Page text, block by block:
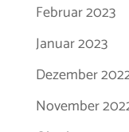
Februar 2023
Januar 2023
Dezember
November